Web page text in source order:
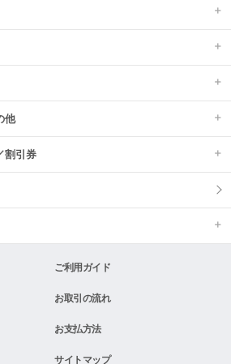
他
割引券
ご利用ガイド
お取引の流れ
お支払方法
サイトマップ